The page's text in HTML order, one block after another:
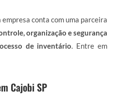
conta com uma parceira
organização e segurança
de inventário . Entre em
Cajobi SP